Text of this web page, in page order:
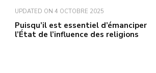
UPDATED ON 4 OCTOBRE 2025
Puisqu’il est essentiel d’émanciper
l’État de l’influence des religions